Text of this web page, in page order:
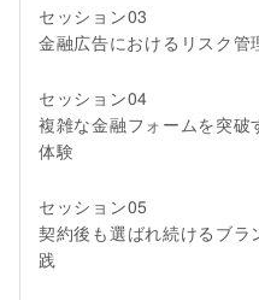
セッション03
金融広告におけるリスク
セッション04
複雑な金融フォームを突破
体験
セッション05
契約後も選ばれ続けるブ
践